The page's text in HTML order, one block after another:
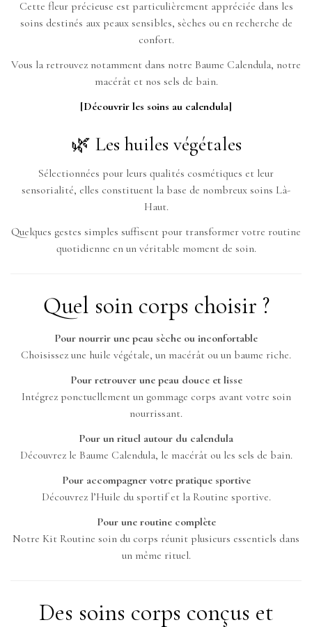
Cette fleur précieuse est particulièrement appréciée dans les
soins destinés aux peaux sensibles, sèches ou en recherche de
confort.
Vous la retrouvez notamment dans notre Baume Calendula, notre
macérât et nos sels de bain.
[Découvrir les soins au calendula]
🌿 Les huiles végétales
Sélectionnées pour leurs qualités cosmétiques et leur
sensorialité, elles constituent la base de nombreux soins Là-
Haut.
Quelques gestes simples suffisent pour transformer votre routine
quotidienne en un véritable moment de soin.
Quel soin corps choisir ?
Pour nourrir une peau sèche ou inconfortable
Choisissez une huile végétale, un macérât ou un baume riche.
Pour retrouver une peau douce et lisse
Intégrez ponctuellement un gommage corps avant votre soin
nourrissant.
Pour un rituel autour du calendula
Découvrez le Baume Calendula, le macérât ou les sels de bain.
Pour accompagner votre pratique sportive
Découvrez l’Huile du sportif et la Routine sportive.
Pour une routine complète
Notre Kit Routine soin du corps réunit plusieurs essentiels dans
un même rituel.
Des soins corps conçus et